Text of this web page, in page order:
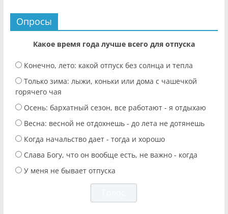
Опросы
Какое время года лучше всего для отпуска
Конечно, лето: какой отпуск без солнца и тепла
Только зима: лыжи, коньки или дома с чашечкой
горячего чая
Осень: бархатный сезон, все работают - я отдыхаю
Весна: весной не отдохнешь - до лета не дотянешь
Когда начальство дает - тогда и хорошо
Слава Богу, что он вообще есть, не важно - когда
У меня не бывает отпуска